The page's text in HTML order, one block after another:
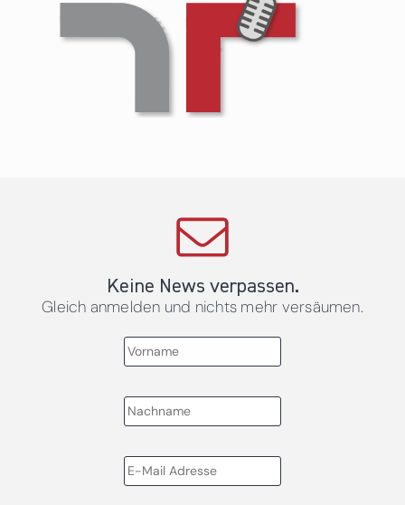
Keine News verpassen.
Gleich anmelden und nichts mehr versäumen.